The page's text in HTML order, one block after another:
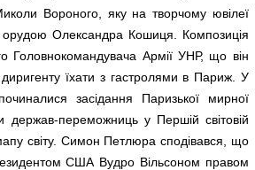
Вороного, яку на творчому ювілеї
орудою Олександра Кошиця. Композиція
Головнокомандувача Армії УНР, що він
їхати з гастролями в Париж. У
засідання Паризької мирної
держав-переможниць у Першій світовій
світу. Симон Петлюра сподівався, що
США Вудро Вільсоном правом